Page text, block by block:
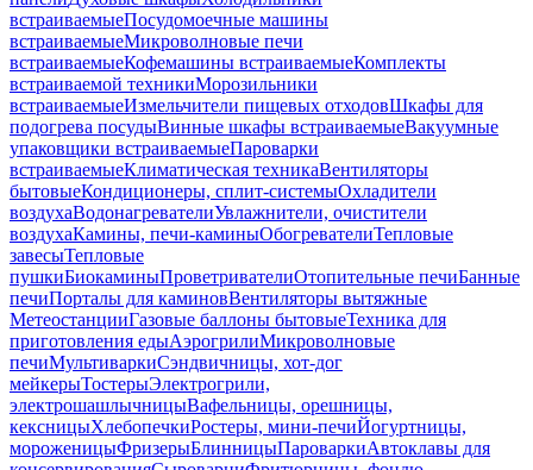
встраиваемыеПосудомоечные машины
встраиваемыеМикроволновые печи
встраиваемыеКофемашины встраиваемыеКомплекты
встраиваемой техникиМорозильники
встраиваемыеИзмельчители пищевых отходовШкафы для
подогрева посудыВинные шкафы встраиваемыеВакуумные
упаковщики встраиваемыеПароварки
встраиваемыеКлиматическая техникаВентиляторы
бытовыеКондиционеры, сплит-системыОхладители
воздухаВодонагревателиУвлажнители, очистители
воздухаКамины, печи-каминыОбогревателиТепловые
завесыТепловые
пушкиБиокаминыПроветривателиОтопительные печиБанные
печиПорталы для каминовВентиляторы вытяжные
МетеостанцииГазовые баллоны бытовыеТехника для
приготовления едыАэрогрилиМикроволновые
печиМультиваркиСэндвичницы, хот-дог
мейкерыТостерыЭлектрогрили,
электрошашлычницыВафельницы, орешницы,
кексницыХлебопечкиРостеры, мини-печиЙогуртницы,
мороженицыФризерыБлинницыПароваркиАвтоклавы для